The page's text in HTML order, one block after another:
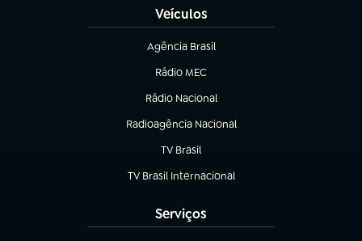
Veículos
Agência Brasil
(abre em nova aba)
Rádio MEC
(abre em nova aba)
Rádio Nacional
Radioagência Nacional
(abre em nova aba)
TV Brasil
(abre em nova aba)
TV Brasil Internacional
(abre em nova aba)
Serviços